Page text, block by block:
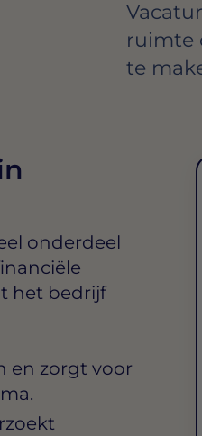
ruimte
te
onderdeel
het bedrijf
en zorgt voor